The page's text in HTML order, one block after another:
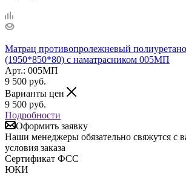
Матрац противопролежневый
(1950*850*80) с наматрасником 005МП
Арт.: 005МП
9 500 руб.
Варианты цен
9 500 руб.
Подробности
Оформить заявку
Наши менеджеры обязательно свяжутся с
условия заказа
Сертификат ФСС
ЮКИ